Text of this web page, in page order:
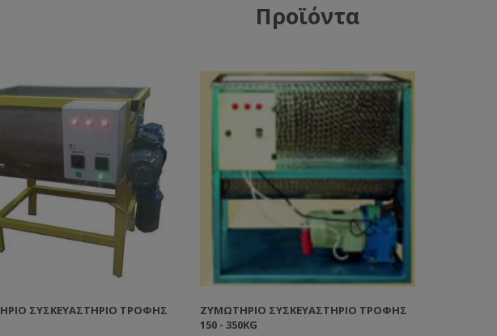
Προϊόντα
ΣΥΣΚΕΥΑΣΤΉΡΙΟ ΤΡΟΦΉΣ
ΖΥΜΩΤΉΡΙΟ ΣΥΣΚΕΥΑΣΤΉΡΙΟ ΤΡΟΦΉΣ
150 - 350KG